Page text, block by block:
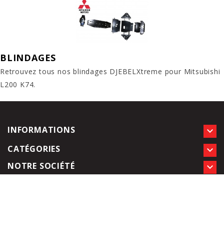
BLINDAGES
Retrouvez tous nos blindages DJEBELXtreme pour Mitsubishi
L200 K74.
INFORMATIONS 
CATÉGORIES 
NOTRE SOCIÉTÉ 